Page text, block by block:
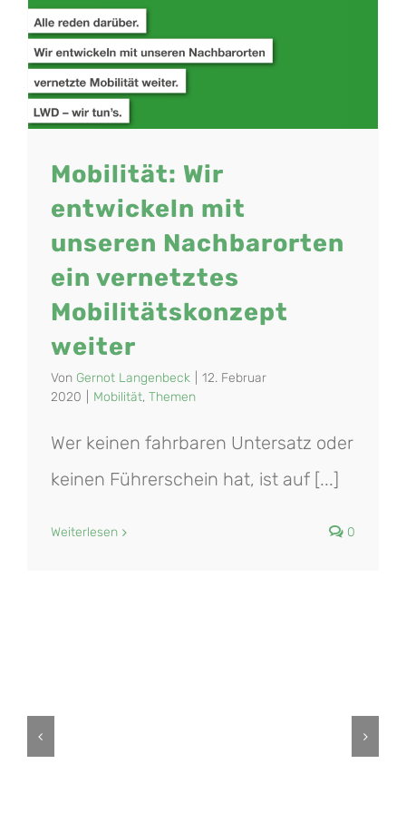
Mobilität: Wir
entwickeln mit
unseren Nachbarorten
ein vernetztes
Mobilitätskonzept
weiter
Von Gernot Langenbeck
12. Februar
2020
Mobilität, Themen
Wer keinen fahrbaren Untersatz oder
keinen Führerschein hat, ist auf [...]
Weiterlesen 0